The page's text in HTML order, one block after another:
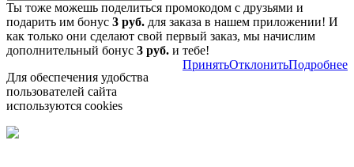
Ты тоже можешь поделиться промокодом с друзьями и
подарить им бонус 3 руб. для заказа в нашем приложении! И
как только они сделают свой первый заказ, мы начислим
дополнительный бонус 3 руб. и тебе!
Для обеспечения удобства
пользователей сайта
используются cookies
ПринятьОтклонитьПодробнее